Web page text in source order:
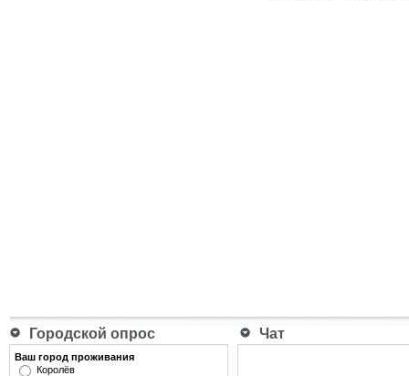
Городской опрос Чат
Ваш город проживания
Королёв